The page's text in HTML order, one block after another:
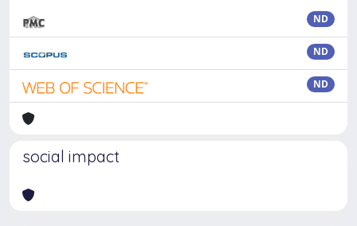
ND
ND
ND
social impact